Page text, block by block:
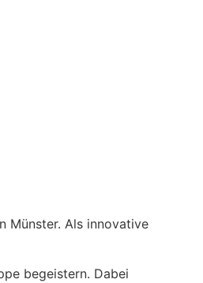
Münster. Als innovative
begeistern. Dabei